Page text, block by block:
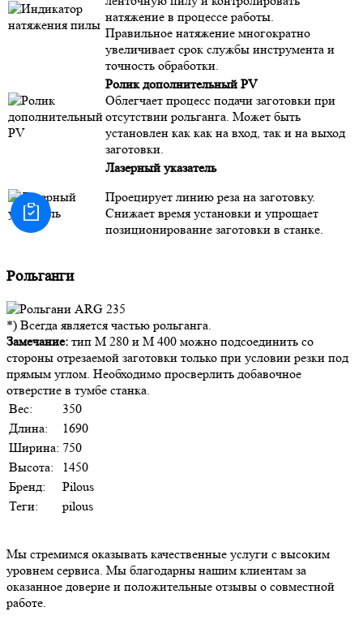
натяжение в процессе работы.
Правильное натяжение многократно
увеличивает срок службы инструмента и
точность обработки.
Ролик дополнительный PV
Облегчает процесс подачи заготовки при
отсутствии рольганга. Может быть
установлен как как на вход, так и на выход
заготовки.
Лазерный указатель​
Проецирует линию реза на заготовку.
Снижает время установки и упрощает
позиционирование заготовки в станке.
Рольганги
*) Всегда является частью рольганга.
Замечание: тип М 280 и M 400 можно подсоединить со
стороны отрезаемой заготовки только при условии резки под
прямым углом. Необходимо просверлить добавочное
отверстие в тумбе станка.
Вес:
350
Длина:
1690
Ширина: 750
Высота:
1450
Бренд:
Pilous
Теги:
pilous
Мы стремимся оказывать качественные услуги с высоким
уровнем сервиса. Мы благодарны нашим клиентам за
оказанное доверие и положительные отзывы о совместной
работе.